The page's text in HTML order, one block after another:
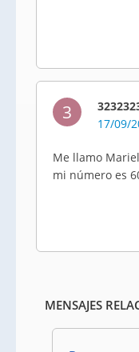
3
17/09/
Me llamo
mi número es
MENSAJES